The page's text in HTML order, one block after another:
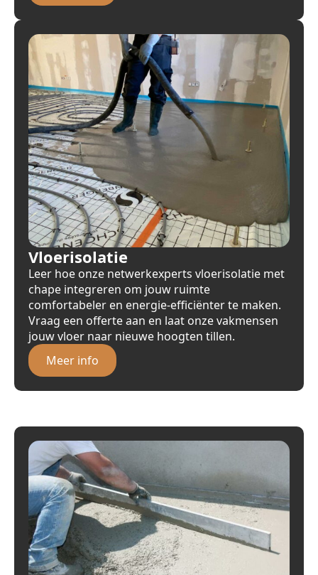
Vloerisolatie
Leer hoe onze netwerkexperts vloerisolatie met
chape integreren om jouw ruimte
comfortabeler en energie-efficiënter te maken.
Vraag een offerte aan en laat onze vakmensen
jouw vloer naar nieuwe hoogten tillen.
Meer info